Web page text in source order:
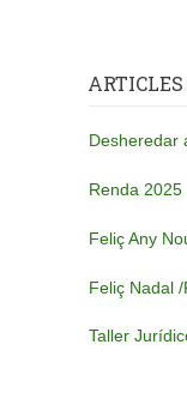
Desheredar
Renda 2025
Feliç Any
Feliç Nadal
Taller